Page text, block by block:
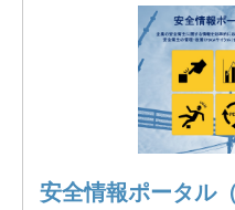
④リスクアセスメントシート
※以下の製品情報もご覧ください。